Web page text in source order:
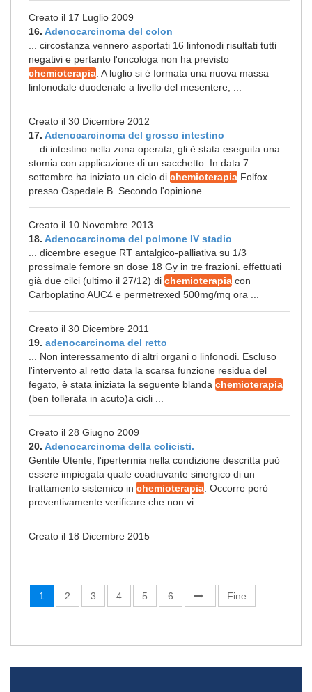
Creato il 17 Luglio 2009
16. Adenocarcinoma del colon
... circostanza vennero asportati 16 linfonodi risultati tutti
negativi e pertanto l'oncologa non ha previsto
chemioterapia . A luglio si è formata una nuova massa
linfonodale duodenale a livello del mesentere, ...
Creato il 30 Dicembre 2012
17. Adenocarcinoma del grosso intestino
... di intestino nella zona operata, gli è stata eseguita una
stomia con applicazione di un sacchetto. In data 7
settembre ha iniziato un ciclo di chemioterapia Folfox
presso Ospedale B. Secondo l'opinione ...
Creato il 10 Novembre 2013
18. Adenocarcinoma del polmone IV stadio
... dicembre esegue RT antalgico-palliativa su 1/3
prossimale femore sn dose 18 Gy in tre frazioni. effettuati
già due cilci (ultimo il 27/12) di chemioterapia con
Carboplatino AUC4 e permetrexed 500mg/mq ora ...
Creato il 30 Dicembre 2011
19. adenocarcinoma del retto
... Non interessamento di altri organi o linfonodi. Escluso
l'intervento al retto data la scarsa funzione residua del
fegato, è stata iniziata la seguente blanda chemioterapia
(ben tollerata in acuto)a cicli ...
Creato il 28 Giugno 2009
20. Adenocarcinoma della colicisti.
Gentile Utente, l'ipertermia nella condizione descritta può
essere impiegata quale coadiuvante sinergico di un
trattamento sistemico in chemioterapia . Occorre però
preventivamente verificare che non vi ...
Creato il 18 Dicembre 2015
1 2 3 4 5 6 Fine